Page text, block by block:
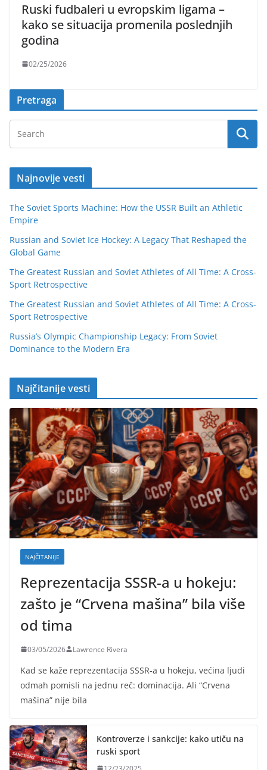
Ruski fudbaleri u evropskim ligama –
kako se situacija promenila poslednjih
godina
02/25/2026
Pretraga
Najnovije vesti
The Soviet Sports Machine: How the USSR Built an Athletic
Empire
Russian and Soviet Ice Hockey: A Legacy That Reshaped the
Global Game
The Greatest Russian and Soviet Athletes of All Time: A Cross-
Sport Retrospective
The Greatest Russian and Soviet Athletes of All Time: A Cross-
Sport Retrospective
Russia’s Olympic Championship Legacy: From Soviet
Dominance to the Modern Era
Najčitanije vesti
NAJČITANIJE
Reprezentacija SSSR-a u hokeju:
zašto je “Crvena mašina” bila više
od tima
03/05/2026 Lawrence Rivera
Kad se kaže reprezentacija SSSR-a u hokeju, većina ljudi
odmah pomisli na jednu reč: dominacija. Ali “Crvena
mašina” nije bila
Kontroverze i sankcije: kako utiču na
ruski sport